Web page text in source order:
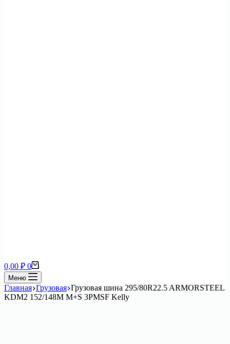
Корзина
0,00 ₽ 0
Меню
Главная Грузовая Грузовая шина 295/80R22.5 ARMORSTEEL
KDM2 152/148M M+S 3PMSF Kelly